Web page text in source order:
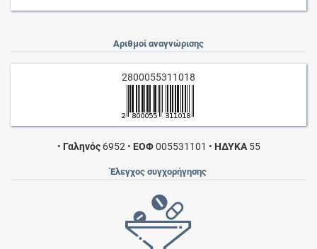
Αριθμοί αναγνώρισης
2800055311018
• Γαληνός6952 • ΕΟΦ005531101 • ΗΔΥΚΑ55
Έλεγχος συγχορήγησης